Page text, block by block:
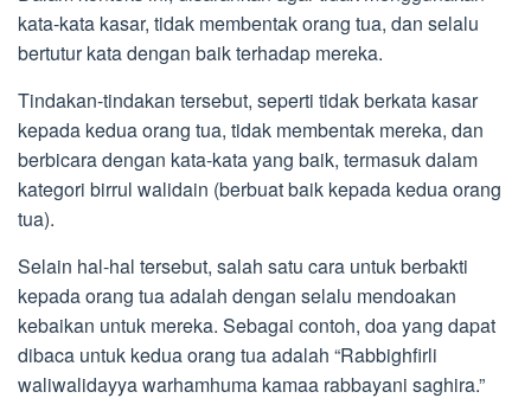
kata-kata kasar, tidak membentak orang tua, dan selalu
bertutur kata dengan baik terhadap mereka.
Tindakan-tindakan tersebut, seperti tidak berkata kasar
kepada kedua orang tua, tidak membentak mereka, dan
berbicara dengan kata-kata yang baik, termasuk dalam
kategori birrul walidain (berbuat baik kepada kedua orang
tua).
Selain hal-hal tersebut, salah satu cara untuk berbakti
kepada orang tua adalah dengan selalu mendoakan
kebaikan untuk mereka. Sebagai contoh, doa yang dapat
dibaca untuk kedua orang tua adalah “Rabbighfirli
waliwalidayya warhamhuma kamaa rabbayani saghira.”